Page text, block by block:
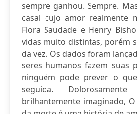
sempre ganhou. Sempre.
casal cujo amor realmente
Flora Saudade e Henry
vidas muito distintas, porém
da vez. Os dados foram
seres humanos fazem suas
ninguém pode prever o
seguida.
brilhantemente imaginado,